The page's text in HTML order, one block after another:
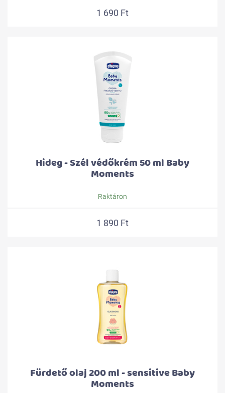
1 690 Ft
Hideg - Szél védőkrém 50 ml Baby
Moments
Raktáron
1 890 Ft
Fürdető olaj 200 ml - sensitive Baby
Moments